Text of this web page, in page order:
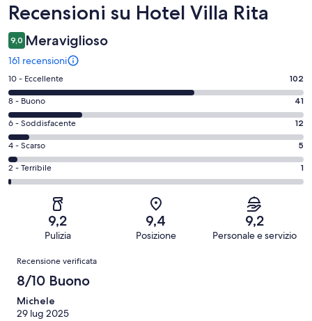
Recensioni
Recensioni su Hotel Villa Rita
9,0 Meraviglioso
161 recensioni
Valutazione
di
10
-
Eccellente.
102
su
161
recensioni
10 - Eccellente 102
Valutazione
di
8
-
Buono.
41
recensioni
8 - Buono 41
Valutazione
di
6
-
Soddisfacente.
recensioni
6 - Soddisfacente 12
Valutazione
di
4
recensioni
4 - Scarso 5
Valutazione
di
Terribile.
su
recensioni
2 - Terribile 1
9,2
Pulizia
9,4
Posizione
9,2
Personale e servizio
Recensioni
Recensione verificata
8/10 Buono
Michele
29 lug 2025